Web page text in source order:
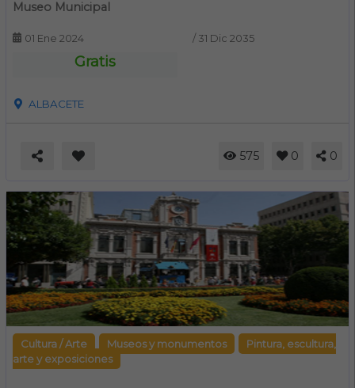
Museo Municipal
01 Ene 2024 / 31 Dic 2035
Gratis
ALBACETE
575 0 0
Cultura / Arte Museos y monumentos
Pintura, escultura,
arte y exposiciones